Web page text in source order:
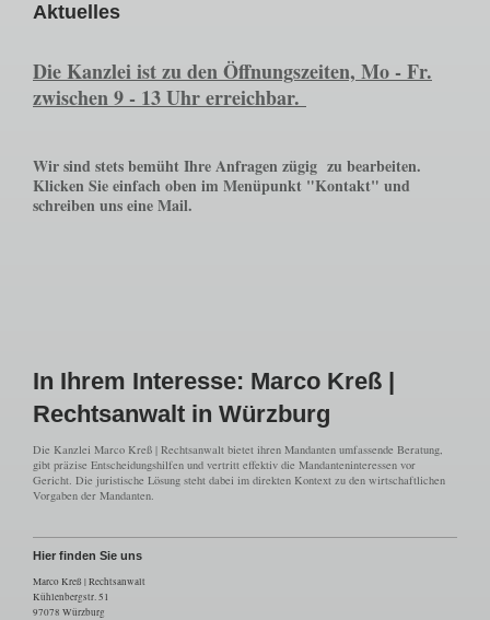
Aktuelles
Die Kanzlei ist zu den Öffnungszeiten, Mo - Fr.
zwischen 9 - 13 Uhr erreichbar.
Wir sind stets bemüht Ihre Anfragen zügig zu bearbeiten.
Klicken Sie einfach oben im Menüpunkt "Kontakt" und
schreiben uns eine Mail.
In Ihrem Interesse: Marco Kreß |
Rechtsanwalt in Würzburg
Die Kanzlei Marco Kreß | Rechtsanwalt bietet ihren Mandanten umfassende Beratung,
gibt präzise Entscheidungshilfen und vertritt effektiv die Mandanteninteressen vor
Gericht. Die juristische Lösung steht dabei im direkten Kontext zu den wirtschaftlichen
Vorgaben der Mandanten.
Hier finden Sie uns
Marco Kreß | Rechtsanwalt
Kühlenbergstr. 51
97078 Würzburg